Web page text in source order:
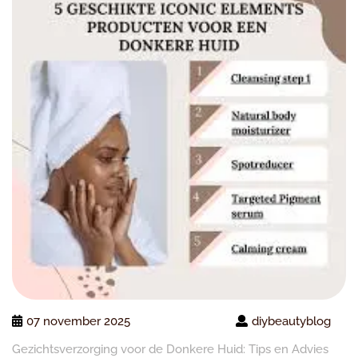
07 november 2025
diybeautyblog
Gezichtsverzorging voor de Donkere Huid: Tips en Advies